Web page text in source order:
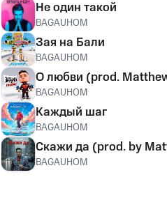
Не один такой
BAGAUHOM
Зая на Бали
BAGAUHOM
О любви (prod.
BAGAUHOM
Каждый шаг
BAGAUHOM
Скажи да (prod. by
BAGAUHOM